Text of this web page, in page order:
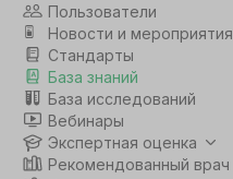
Пользователи
Новости и мероприятия
Стандарты
База знаний
База исследований
Вебинары
Экспертная оценка
Рекомендованный врач